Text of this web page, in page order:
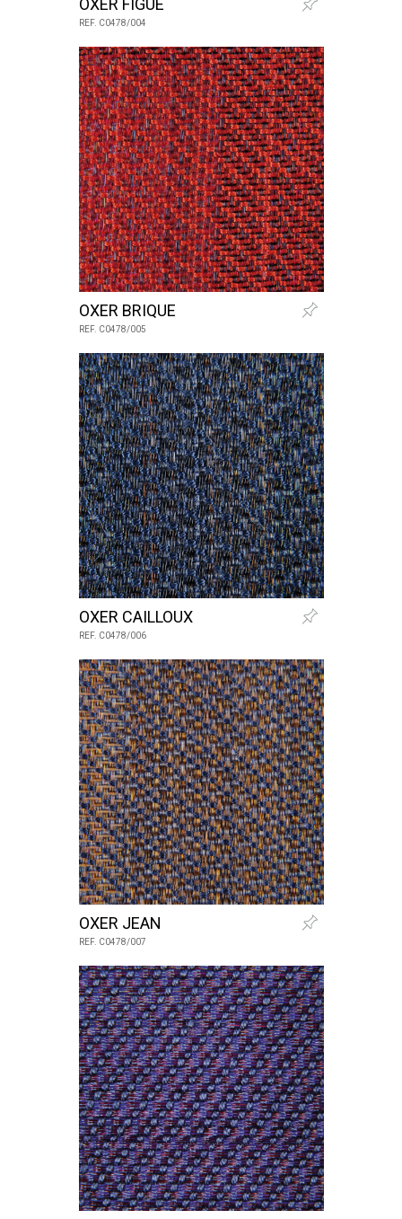
OXER FIGUE
REF. C0478/004
OXER BRIQUE
REF. C0478/005
OXER CAILLOUX
REF. C0478/006
OXER JEAN
REF. C0478/007